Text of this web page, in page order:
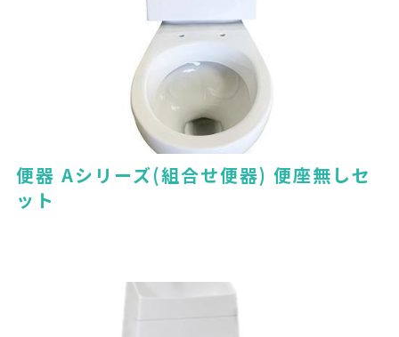
便器 Aシリーズ(組合せ便器) 便座無しセ
ット